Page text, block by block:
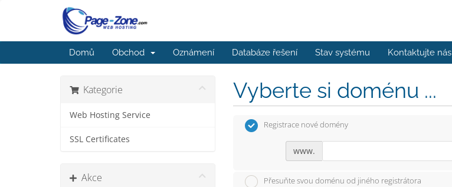
Domů Obchod Oznámení Databáze řešení Stav systému Kontaktujte nás
Kategorie
Web Hosting Service
SSL Certificates
Akce
Vyberte si doménu ...
Registrace nové domény
www.
Přesuňte svou doménu od jiného registrátora